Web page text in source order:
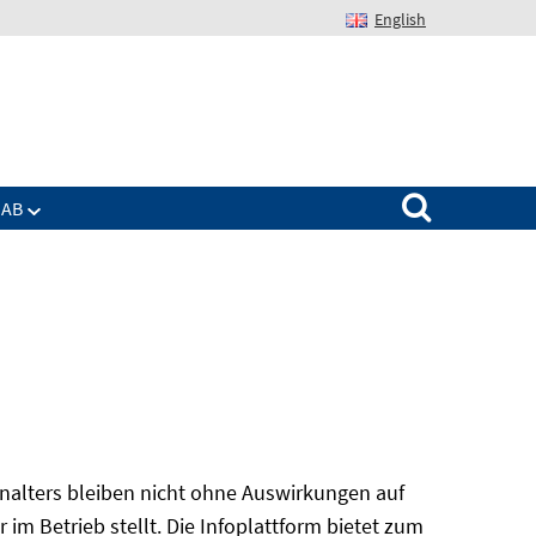
English
Suchen nach:
bleiben nicht ohne Auswirkungen auf
im Betrieb stellt. Die Infoplattform bietet zum